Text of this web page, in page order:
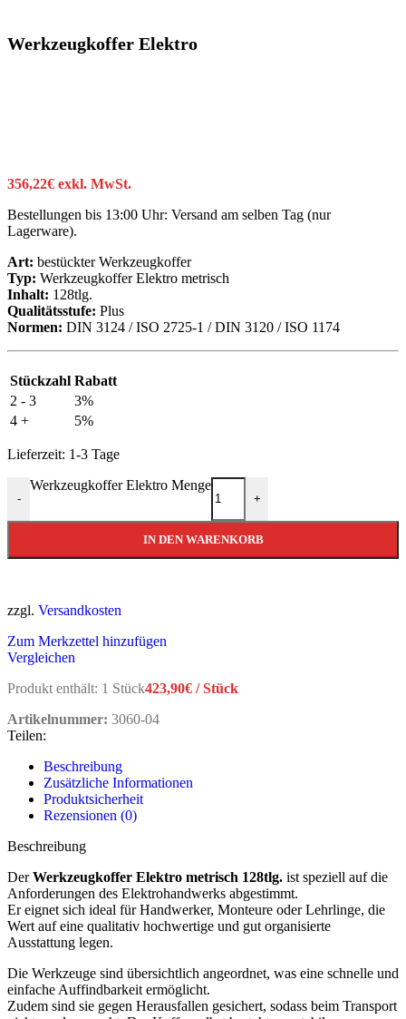
Werkzeugkoffer Elektro
356,22€ exkl. MwSt.
Bestellungen bis 13:00 Uhr: Versand am selben Tag (nur
Lagerware).
Art: bestückter Werkzeugkoffer
Typ: Werkzeugkoffer Elektro metrisch
Inhalt: 128tlg.
Qualitätsstufe: Plus
Normen: DIN 3124 / ISO 2725-1 / DIN 3120 / ISO 1174
Stückzahl Rabatt
2 - 3
3%
4 +
5%
Lieferzeit: 1-3 Tage
-
Werkzeugkoffer Elektro Menge
+
IN DEN WARENKORB
zzgl. Versandkosten
Zum Merkzettel hinzufügen
Vergleichen
Produkt enthält: 1 Stück423,90€ /Stück
Artikelnummer: 3060-04
Teilen:
Beschreibung
Zusätzliche Informationen
Produktsicherheit
Rezensionen (0)
Beschreibung
DerWerkzeugkoffer Elektro metrisch 128tlg. ist speziell auf die
Anforderungen des Elektrohandwerks abgestimmt.
Er eignet sich ideal für Handwerker, Monteure oder Lehrlinge, die
Wert auf eine qualitativ hochwertige und gut organisierte
Ausstattung legen.
Die Werkzeuge sind übersichtlich angeordnet, was eine schnelle und
einfache Auffindbarkeit ermöglicht.
Zudem sind sie gegen Herausfallen gesichert, sodass beim Transport